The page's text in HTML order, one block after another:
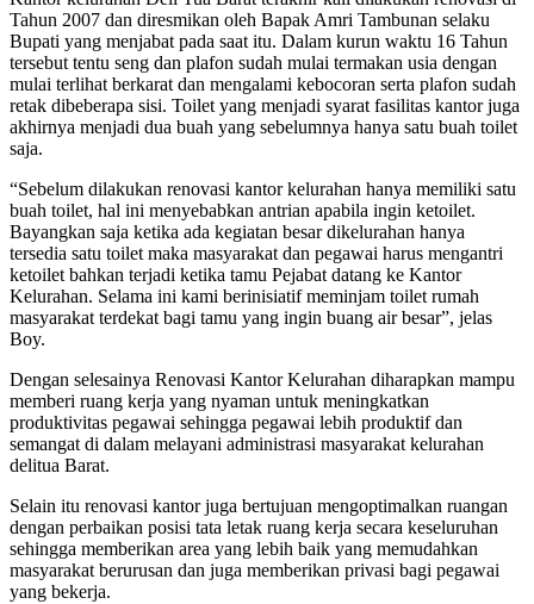
Tahun 2007 dan diresmikan oleh Bapak Amri Tambunan selaku
Bupati yang menjabat pada saat itu. Dalam kurun waktu 16 Tahun
tersebut tentu seng dan plafon sudah mulai termakan usia dengan
mulai terlihat berkarat dan mengalami kebocoran serta plafon sudah
retak dibeberapa sisi. Toilet yang menjadi syarat fasilitas kantor juga
akhirnya menjadi dua buah yang sebelumnya hanya satu buah toilet
saja.
“Sebelum dilakukan renovasi kantor kelurahan hanya memiliki satu
buah toilet, hal ini menyebabkan antrian apabila ingin ketoilet.
Bayangkan saja ketika ada kegiatan besar dikelurahan hanya
tersedia satu toilet maka masyarakat dan pegawai harus mengantri
ketoilet bahkan terjadi ketika tamu Pejabat datang ke Kantor
Kelurahan. Selama ini kami berinisiatif meminjam toilet rumah
masyarakat terdekat bagi tamu yang ingin buang air besar”, jelas
Boy.
Dengan selesainya Renovasi Kantor Kelurahan diharapkan mampu
memberi ruang kerja yang nyaman untuk meningkatkan
produktivitas pegawai sehingga pegawai lebih produktif dan
semangat di dalam melayani administrasi masyarakat kelurahan
delitua Barat.
Selain itu renovasi kantor juga bertujuan mengoptimalkan ruangan
dengan perbaikan posisi tata letak ruang kerja secara keseluruhan
sehingga memberikan area yang lebih baik yang memudahkan
masyarakat berurusan dan juga memberikan privasi bagi pegawai
yang bekerja.